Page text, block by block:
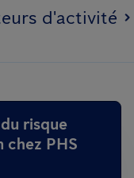
d'activité
risque
chez PHS